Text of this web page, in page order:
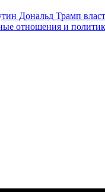
Дональд Трамп
отношения и